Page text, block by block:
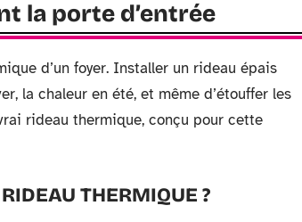
la porte d’entrée
d’un foyer. Installer un rideau épais
la chaleur en été, et même d’étouffer les
rideau thermique, conçu pour cette
THERMIQUE ?